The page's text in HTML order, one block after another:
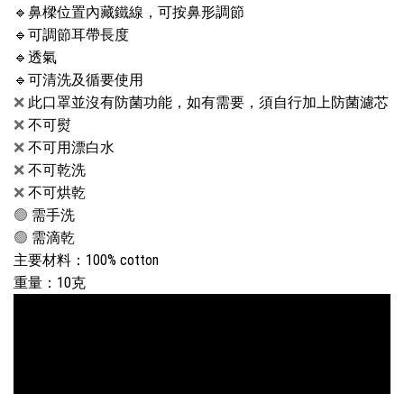
🔹鼻樑位置內藏鐵線，可按鼻形調節
🔹 可調節耳帶長度
🔹 透氣
🔹 可清洗及循要使用
❌ 此口罩並沒有防菌功能，如有需要，須自行加上防菌濾芯
❌ 不可熨
❌ 不可用漂白水
❌ 不可乾洗
❌ 不可烘乾
🟢 需手洗
🟢 需滴乾
主要材料：100% cotton
重量：10克